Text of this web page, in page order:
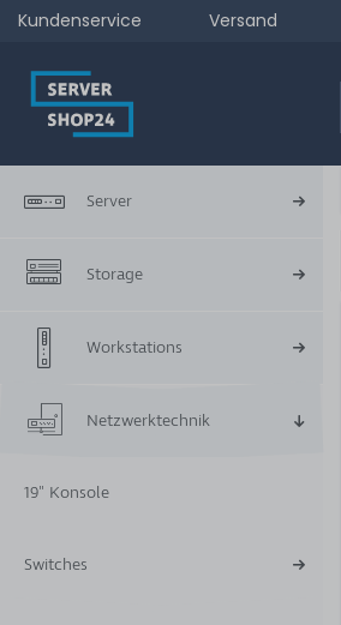
Kundenservice Versand
Server
Storage
Workstations
Netzwerktechnik
19" Konsole
Switches